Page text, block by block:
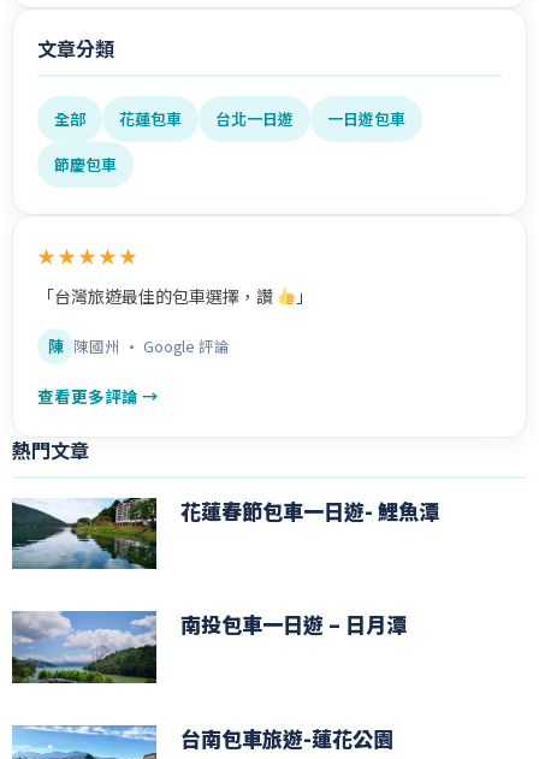
文章分類
全部 花蓮包車 台北一日遊
一日遊包車
節慶包車
★★★★★
「台灣旅遊最佳的包車選擇，讚 」
陳 陳國州 · Google 評論
查看更多評論 →
熱門文章
花蓮春節包車一日遊- 鯉魚潭
南投包車一日遊 – 日月潭
台南包車旅遊-蓮花公園